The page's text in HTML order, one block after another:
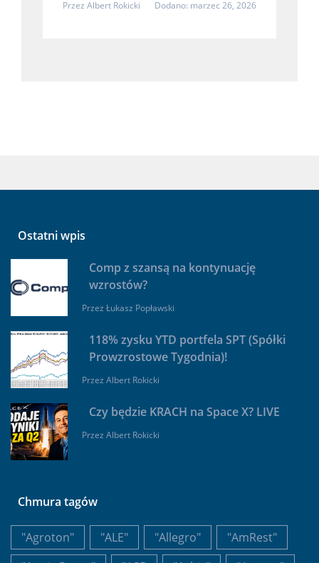
Przez Albert Rokicki Dodano: marzec 26, 2026
Ostatni wpis
Comp z szansą na kontynuację
wzrostów?
Przez Łukasz Popławski
118% zysku YTD portfela SPT (Spółki
Prowzrostowe Tygodnia)!
Przez Albert Rokicki
Czy będzie KRACH na Space X? LIVE
Przez Albert Rokicki
Chmura tagów
"Agroton" "ALE" "Allegro"
"AmRest"